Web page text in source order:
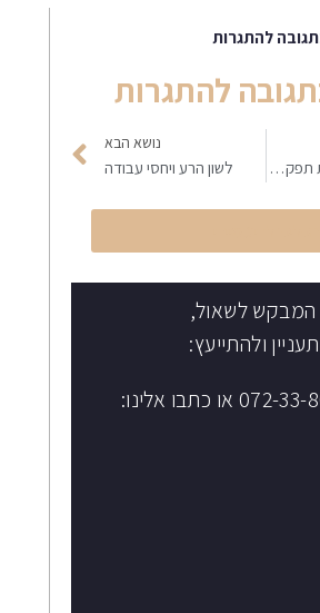
להתגרות
להתגרות
לשון הרע במסגרת תפקיד ציבורי
נושא הבא
לשון הרע ויחסי עבודה
המבקש לשאול,
ולהתייעץ: